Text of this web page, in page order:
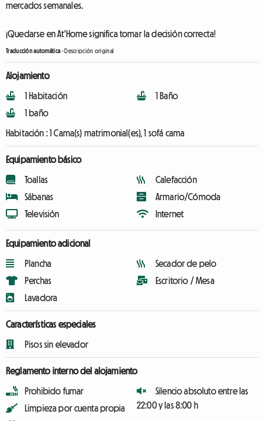
mercados semanales.
¡Quedarse en At'Home significa tomar la decisión correcta!
Traducción automática-Descripción original
Alojamiento
1 Habitación
1 baño
1 Baño
Habitación :1 Cama(s) matrimonial(es), 1 sofá cama
Equipamiento básico
Toallas
Sábanas
Televisión
Calefacción
Armario/Cómoda
Internet
Equipamiento adicional
Plancha
Perchas
Lavadora
Secador de pelo
Escritorio / Mesa
Características especiales
Pisos sin elevador
Reglamento interno del alojamiento
Prohibido fumar
Limpieza por cuenta propia
Silencio absoluto entre las
22:00 y las 8:00 h